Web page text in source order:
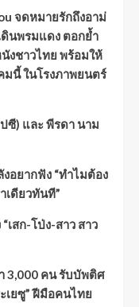
จดหมายรักถึงอาม่
นพรมแดง ตอกย้ำ
งชาวไทย พร้อมให้
นี้ ในโรงภาพยนตร์
ซี) และ พีรดา นาม
อยากฟัง “ทำไมต้อง
เดียวทันที”
เสก-โป่ง-สาว สาว
3,000 คน รับบัพติศ
เยซู” ฝีมือคนไทย